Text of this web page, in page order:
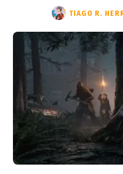
TIAGO R.